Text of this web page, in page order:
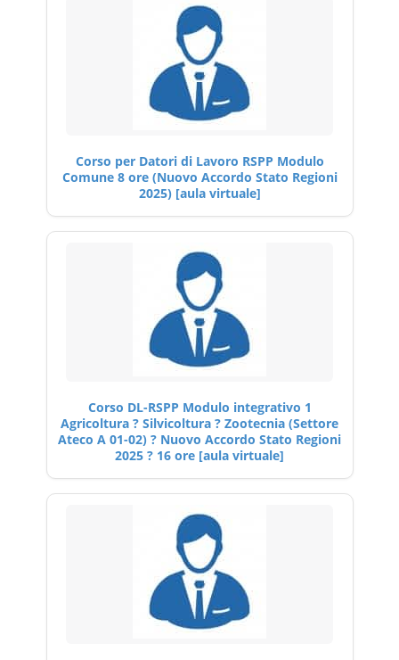
Corso per Datori di Lavoro RSPP Modulo
Comune 8 ore (Nuovo Accordo Stato Regioni
2025) [aula virtuale]
Corso DL-RSPP Modulo integrativo 1
Agricoltura ? Silvicoltura ? Zootecnia (Settore
Ateco A 01-02) ? Nuovo Accordo Stato Regioni
2025 ? 16 ore [aula virtuale]